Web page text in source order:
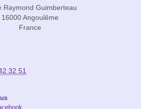
Raymond Guimberteau
16000 Angoulême
France
32 51